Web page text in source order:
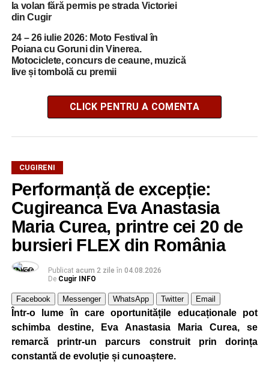
la volan fără permis pe strada Victoriei
din Cugir
24 – 26 iulie 2026: Moto Festival în
Poiana cu Goruni din Vinerea.
Motociclete, concurs de ceaune, muzică
live și tombolă cu premii
CLICK PENTRU A COMENTA
CUGIRENI
Performanță de excepție:
Cugireanca Eva Anastasia
Maria Curea, printre cei 20 de
bursieri FLEX din România
Publicat acum 2 zile în 04.08.2026
De Cugir INFO
Facebook Messenger WhatsApp Twitter Email
Într-o lume în care oportunitățile educaționale pot
schimba destine, Eva Anastasia Maria Curea, se
remarcă printr-un parcurs construit prin dorința
constantă de evoluție și cunoaștere.